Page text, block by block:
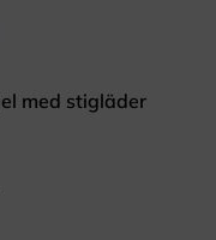
med stigläder